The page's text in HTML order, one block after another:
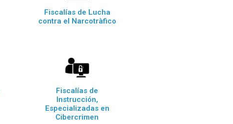
Fiscalías de Lucha
contra el Narcotràfico
Fiscalías de
Instrucción,
Especializadas en
Cibercrimen